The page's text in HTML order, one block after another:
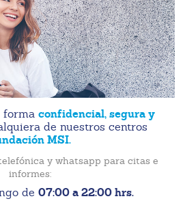
forma confidencial, segura y
de nuestros centros
MSI.
y whatsapp para citas e
informes:
de 07:00 a 22:00 hrs.